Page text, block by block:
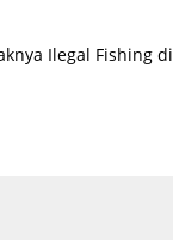
Ilegal Fishing di